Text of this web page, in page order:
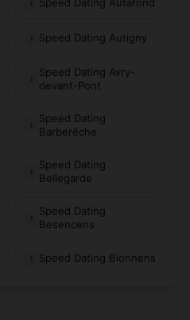
Speed Dating Autafond
Speed Dating Autigny
Speed Dating Avry-
devant-Pont
Speed Dating
Barberêche
Speed Dating
Bellegarde
Speed Dating
Besencens
Speed Dating Bionnens